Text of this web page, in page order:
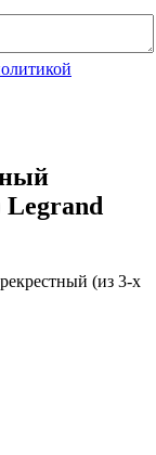
Legrand
(из 3-х